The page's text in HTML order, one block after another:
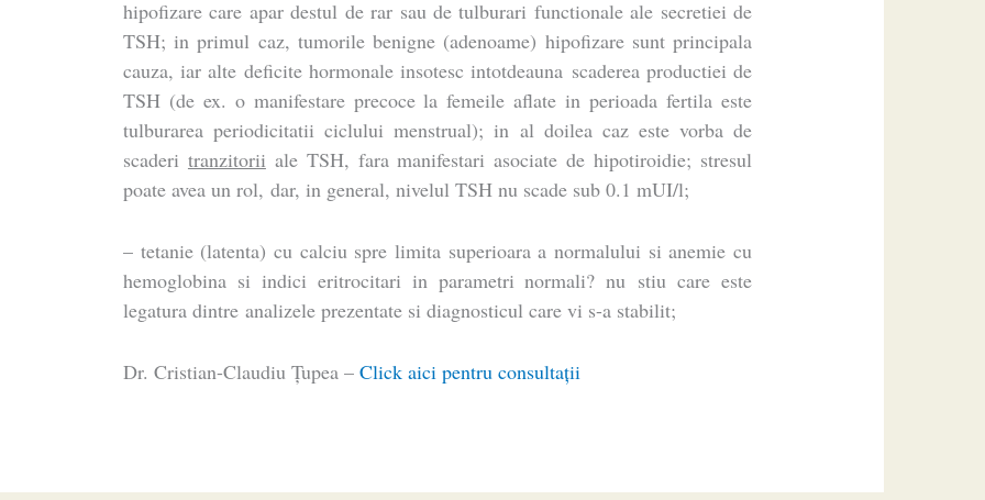
hipofizare care apar destul de rar sau de tulburari functionale ale secretiei de
TSH; in primul caz, tumorile benigne (adenoame) hipofizare sunt principala
cauza, iar alte deficite hormonale insotesc intotdeauna scaderea productiei de
TSH (de ex. o manifestare precoce la femeile aflate in perioada fertila este
tulburarea periodicitatii ciclului menstrual); in al doilea caz este vorba de
scaderi tranzitorii ale TSH, fara manifestari asociate de hipotiroidie; stresul
poate avea un rol, dar, in general, nivelul TSH nu scade sub 0.1 mUI/l;
– tetanie (latenta) cu calciu spre limita superioara a normalului si anemie cu
hemoglobina si indici eritrocitari in parametri normali? nu stiu care este
legatura dintre analizele prezentate si diagnosticul care vi s-a stabilit;
Dr. Cristian-Claudiu Ţupea –Click aici pentru consultaţii